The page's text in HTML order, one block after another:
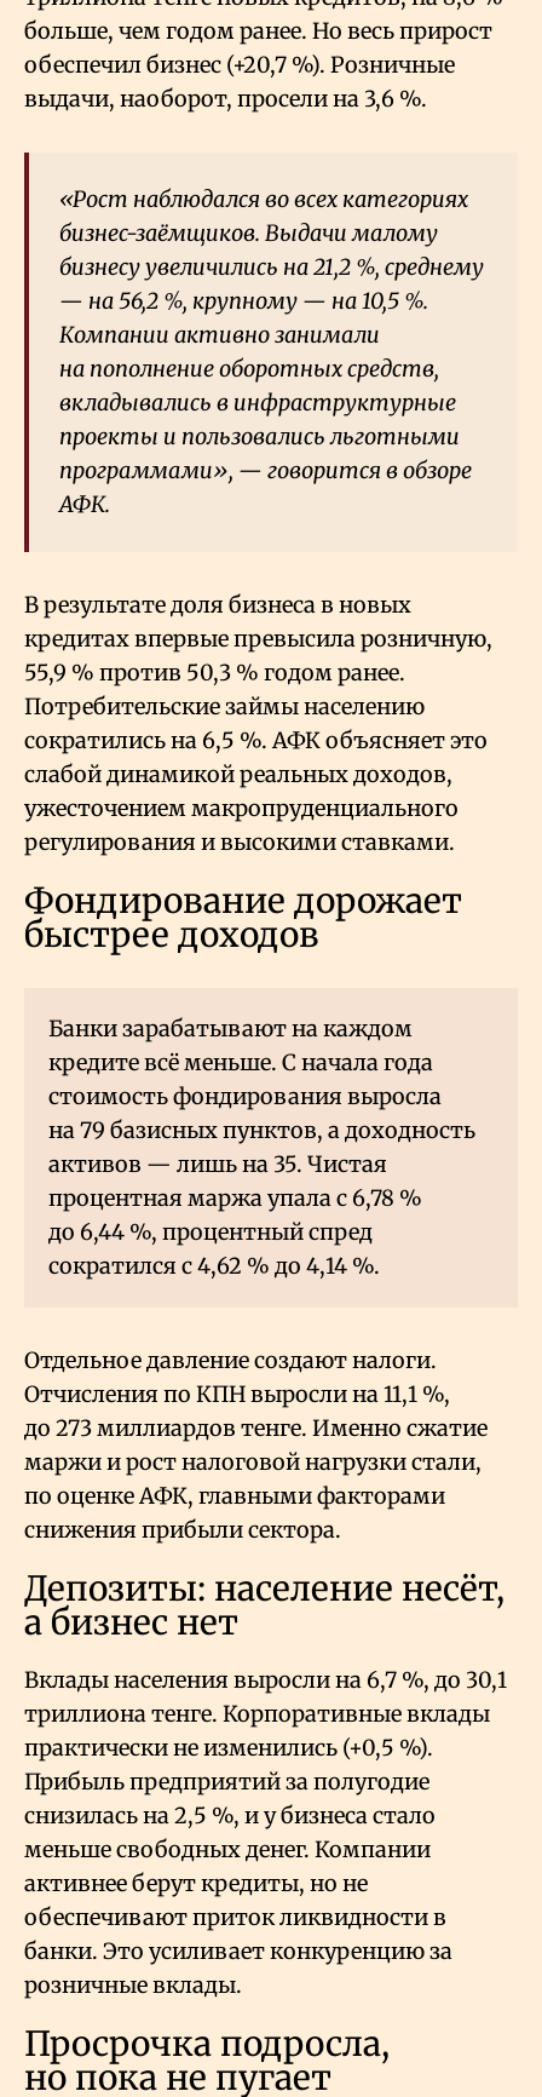
больше, чем годом ранее. Но весь прирост
обеспечил бизнес (+20,7 %). Розничные
выдачи, наоборот, просели на 3,6 %.
«Рост наблюдался во всех категориях
бизнес-заёмщиков. Выдачи малому
бизнесу увеличились на 21,2 %, среднему
— на 56,2 %, крупному — на 10,5 %.
Компании активно занимали
на пополнение оборотных средств,
вкладывались в инфраструктурные
проекты и пользовались льготными
программами», — говорится в обзоре
АФК.
В результате доля бизнеса в новых
кредитах впервые превысила розничную,
55,9 % против 50,3 % годом ранее.
Потребительские займы населению
сократились на 6,5 %. АФК объясняет это
слабой динамикой реальных доходов,
ужесточением макропруденциального
регулирования и высокими ставками.
Фондирование дорожает
быстрее доходов
Банки зарабатывают на каждом
кредите всё меньше. С начала года
стоимость фондирования выросла
на 79 базисных пунктов, а доходность
активов — лишь на 35. Чистая
процентная маржа упала с 6,78 %
до 6,44 %, процентный спред
сократился с 4,62 % до 4,14 %.
Отдельное давление создают налоги.
Отчисления по КПН выросли на 11,1 %,
до 273 миллиардов тенге. Именно сжатие
маржи и рост налоговой нагрузки стали,
по оценке АФК, главными факторами
снижения прибыли сектора.
Депозиты: население несёт,
а бизнес нет
Вклады населения выросли на 6,7 %, до 30,1
триллиона тенге. Корпоративные вклады
практически не изменились (+0,5 %).
Прибыль предприятий за полугодие
снизилась на 2,5 %, и у бизнеса стало
меньше свободных денег. Компании
активнее берут кредиты, но не
обеспечивают приток ликвидности в
банки. Это усиливает конкуренцию за
розничные вклады.
Просрочка подросла,
но пока не пугает